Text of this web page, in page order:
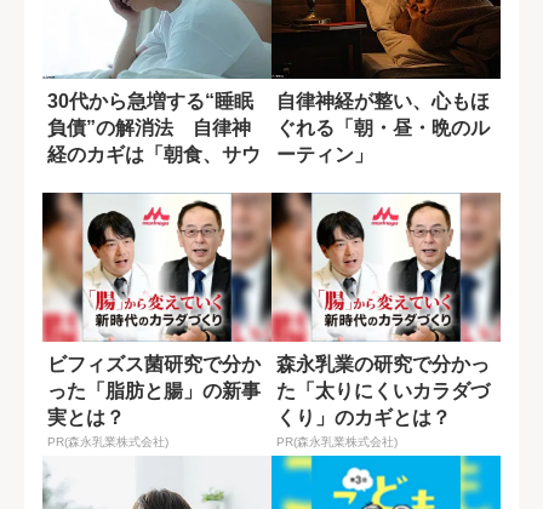
30代から急増する“睡眠
負債”の解消法 自律神
経のカギは「朝食、サウ
自律神経が整い、心もほ
ぐれる「朝・昼・晩のル
ーティン」
ビフィズス菌研究で分か
った「脂肪と腸」の新事
実とは？
PR(森永乳業株式会社)
森永乳業の研究で分かっ
た「太りにくいカラダづ
くり」のカギとは？
PR(森永乳業株式会社)